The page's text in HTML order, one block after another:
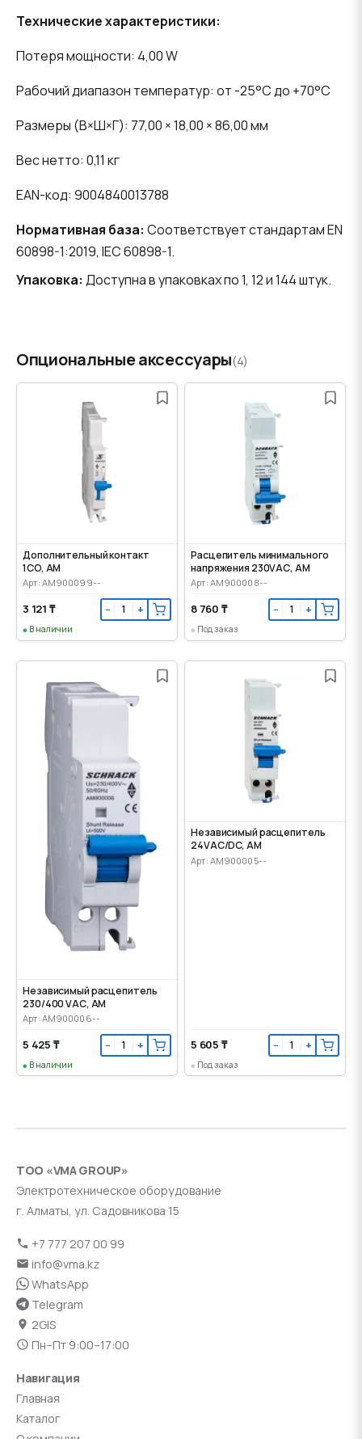
Технические характеристики:
Потеря мощности: 4,00 W
Рабочий диапазон температур: от -25°C до +70°C
Размеры (В×Ш×Г): 77,00 × 18,00 × 86,00 мм
Вес нетто: 0,11 кг
EAN-код: 9004840013788
Нормативная база: Соответствует стандартам EN
60898-1:2019, IEC 60898-1.
Упаковка: Доступна в упаковках по 1, 12 и 144 штук.
Опциональные аксессуары(4)
Дополнительный контакт
1CO, AM
Арт: AM900099--
3 121 ₸ − +
В наличии
Расцепитель минимального
напряжения 230VАС, AM
Арт: AM900008--
8 760 ₸ − +
Под заказ
Независимый расцепитель
230/400 VАС, AM
Арт: AM900006--
5 425 ₸ − +
В наличии
Независимый расцепитель
24VАС/DC, AM
Арт: AM900005--
5 605 ₸ − +
Под заказ
ТОО «VMA GROUP»
Электротехническое оборудование
г. Алматы, ул. Садовникова 15
+7 777 207 00 99
info@vma.kz
WhatsApp
Telegram
2GIS
Пн–Пт 9:00–17:00
Навигация
Главная
Каталог